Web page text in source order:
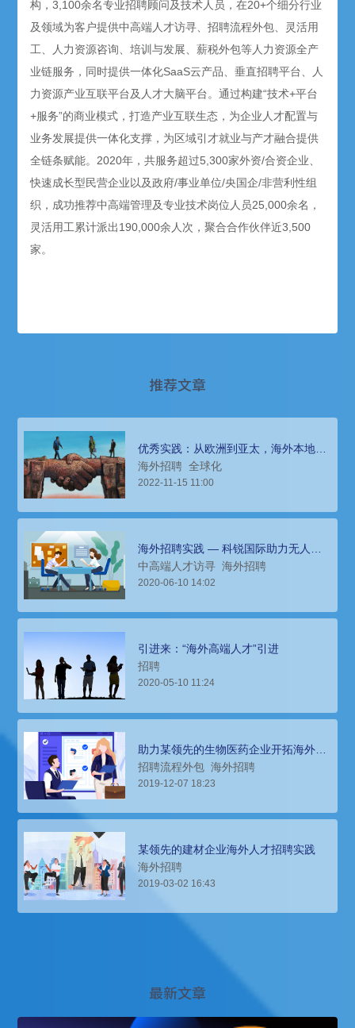
构，3,100余名专业招聘顾问及技术人员，在20+个细分行业
及领域为客户提供中高端人才访寻、招聘流程外包、灵活用
工、人力资源咨询、培训与发展、薪税外包等人力资源全产
业链服务，同时提供一体化SaaS云产品、垂直招聘平台、人
力资源产业互联平台及人才大脑平台。通过构建“技术+平台
+服务”的商业模式，打造产业互联生态，为企业人才配置与
业务发展提供一体化支撑，为区域引才就业与产才融合提供
全链条赋能。2020年，共服务超过5,300家外资/合资企业、
快速成长型民营企业以及政府/事业单位/央国企/非营利性组
织，成功推荐中高端管理及专业技术岗位人员25,000余名，
灵活用工累计派出190,000余人次，聚合合作伙伴近3,500
家。
推荐文章
优秀实践：从欧洲到亚太，海外本地团
队搭建要情直达
海外招聘 全球化
2022-11-15 11:00
海外招聘实践 — 科锐国际助力无人机
生产商打造高清航拍世界
中高端人才访寻 海外招聘
2020-06-10 14:02
引进来：“海外高端人才”引进
招聘
2020-05-10 11:24
助力某领先的生物医药企业开拓海外市
场，组建全球化的营销和技术团队
招聘流程外包 海外招聘
2019-12-07 18:23
某领先的建材企业海外人才招聘实践
海外招聘
2019-03-02 16:43
最新文章